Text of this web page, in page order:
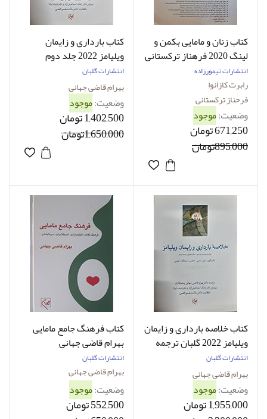
کتاب زنان و مامایی بکمن و
لینگ 2020 فرهناز ترکستانی
انتشارات تیمورزاده
رابرت کازانوا
فرحناز ترکستانی
وضعیت:موجود
671,250 تومان
895,000تومان
کتاب بارداری و زایمان
ویلیامز 2022 جلد دوم
انتشارات گلبان
بهرام قاضی جهانی
وضعیت:موجود
1,402,500 تومان
1,650,000تومان
کتاب خلاصه بارداری و زایمان
ویلیامز 2022 گلبان ترجمه
بهرام قاضی جهانی
انتشارات گلبان
بهرام قاضی جهانی
وضعیت:موجود
1,955,000 تومان
کتاب فرهنگ جامع مامایی
بهرام قاضی جهانی
انتشارات گلبان
بهرام قاضی جهانی
وضعیت:موجود
552,500 تومان